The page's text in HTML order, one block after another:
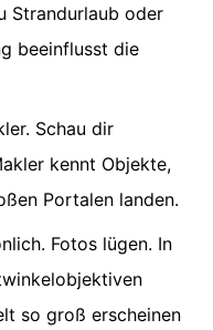
Strandurlaub oder
beeinflusst die
Schau dir
kennt Objekte,
Portalen landen.
Fotos lügen. In
so groß erscheinen